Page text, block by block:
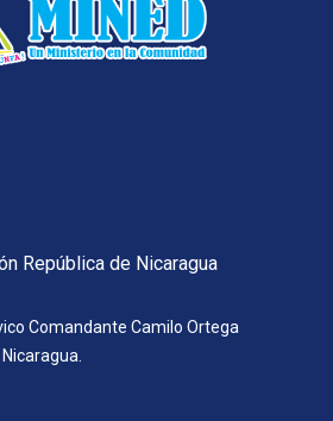
República de Nicaragua
Comandante Camilo Ortega